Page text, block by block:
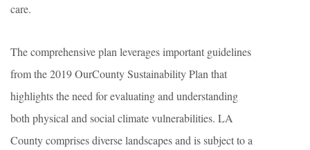
care.
The comprehensive plan leverages important guidelines
from the 2019 OurCounty Sustainability Plan that
highlights the need for evaluating and understanding
both physical and social climate vulnerabilities. LA
County comprises diverse landscapes and is subject to a